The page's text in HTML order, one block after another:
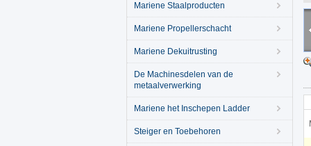
Mariene Staalproducten
Mariene Propellerschacht
Mariene Dekuitrusting
De Machinesdelen van de
metaalverwerking
Mariene het Inschepen Ladder
Steiger en Toebehoren